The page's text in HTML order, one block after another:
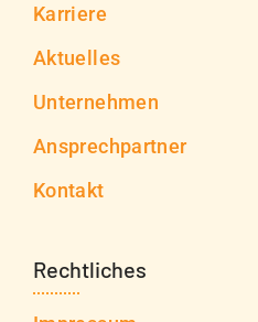
Karriere
Aktuelles
Unternehmen
Ansprechpartner
Kontakt
Rechtliches